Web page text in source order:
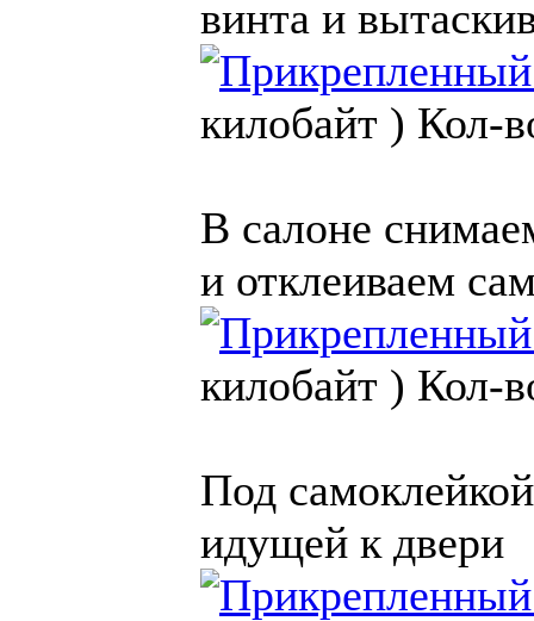
винта и
килобайт ) Кол-
В салоне
и отклеиваем
килобайт ) Кол-
Под
идущей к двери